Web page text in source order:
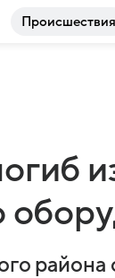
Происшествия
района